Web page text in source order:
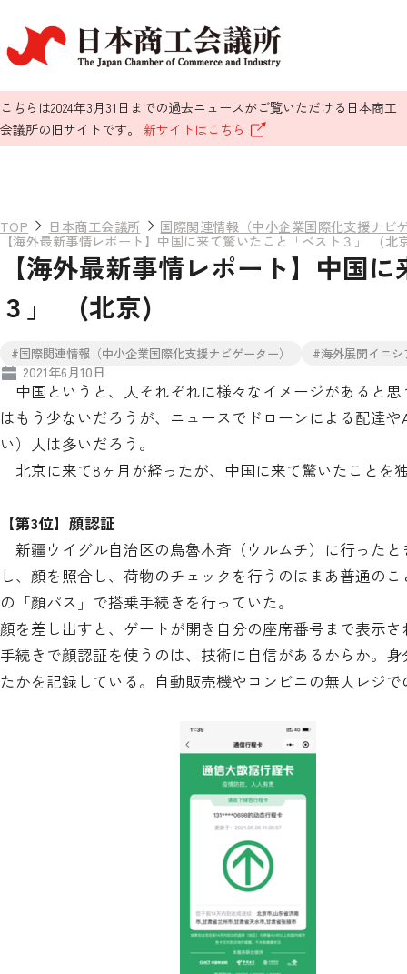
こちらは2024年3月31日までの過去ニュースがご覧いただける日本商工
会議所の旧サイトです。 新サイトはこちら
TOP 日本商工会議所 国際関連情報（中小企業国際化支援ナビ
【海外最新事情レポート】中国に来て驚いたこと「ベスト３」 (北
【海外最新事情レポート】中国
３」 (北京)
#国際関連情報（中小企業国際化支援ナビゲーター） #海外展開イニシ
2021年6月10日
中国というと、人それぞれに様々なイメージがあると
はもう少ないだろうが、ニュースでドローンによる配達
い）人は多いだろう。
北京に来て8ヶ月が経ったが、中国に来て驚いたことを
【第3位】顔認証
新疆ウイグル自治区の烏魯木斉（ウルムチ）に行った
し、顔を照合し、荷物のチェックを行うのはまあ普通の
の「顔パス」で搭乗手続きを行っていた。
顔を差し出すと、ゲートが開き自分の座席番号まで表示
手続きで顔認証を使うのは、技術に自信があるからか。
たかを記録している。自動販売機やコンビニの無人レジ